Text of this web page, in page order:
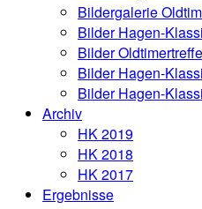
Bildergalerie
Bilder Hagen-
Bilder
Bilder Hagen-
Bilder Hagen-
Archiv
HK 2019
HK 2018
HK 2017
Ergebnisse